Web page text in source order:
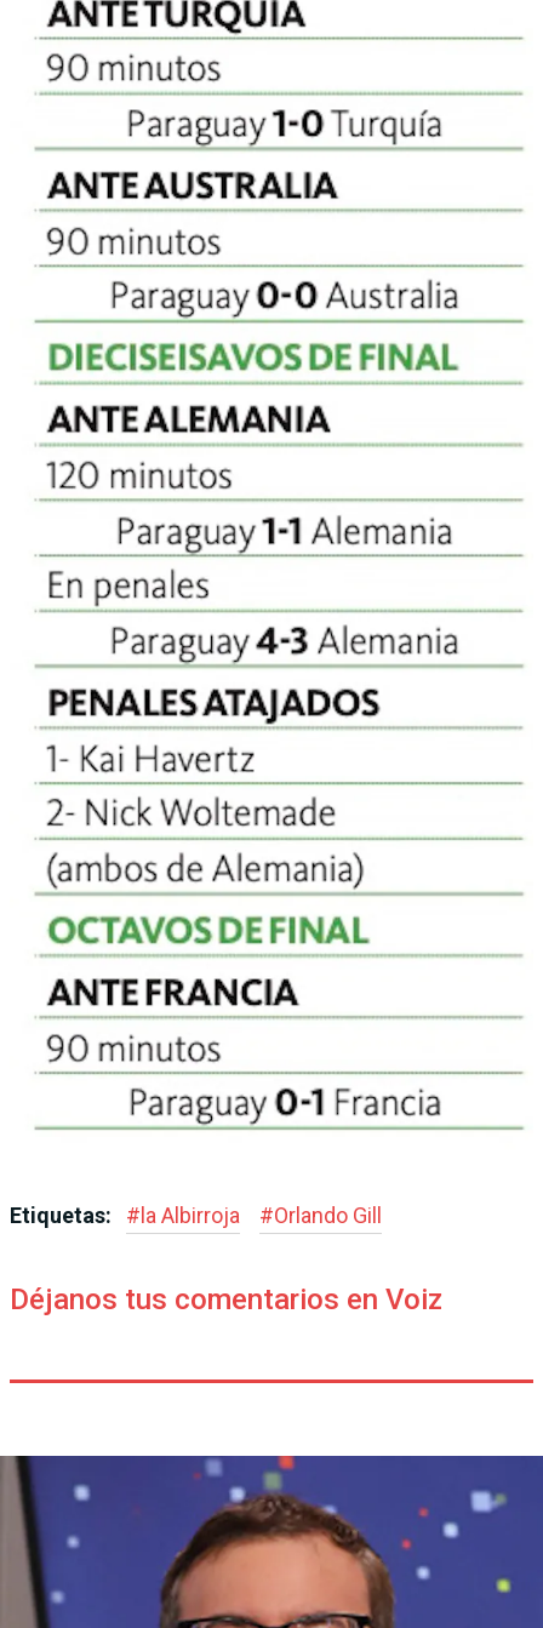
Etiquetas: # la Albirroja #Orlando Gill
Déjanos tus comentarios en Voiz